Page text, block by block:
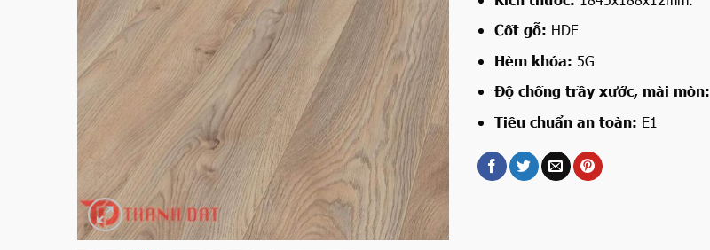
Cốt gỗ: HDF
Hèm khóa: 5G
Độ chống trầy xước, mài mòn:
Tiêu chuẩn an toàn: E1